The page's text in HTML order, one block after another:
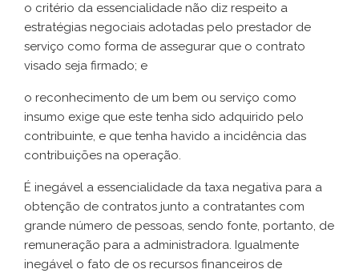
o critério da essencialidade não diz respeito a
estratégias negociais adotadas pelo prestador de
serviço como forma de assegurar que o contrato
visado seja firmado; e
o reconhecimento de um bem ou serviço como
insumo exige que este tenha sido adquirido pelo
contribuinte, e que tenha havido a incidência das
contribuições na operação.
É inegável a essencialidade da taxa negativa para a
obtenção de contratos junto a contratantes com
grande número de pessoas, sendo fonte, portanto, de
remuneração para a administradora. Igualmente
inegável o fato de os recursos financeiros de